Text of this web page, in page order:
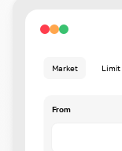
Market Limit
From